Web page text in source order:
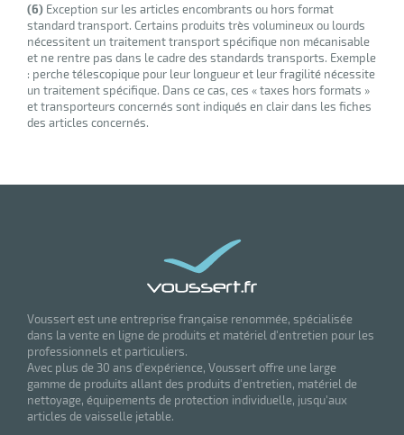
(6) Exception sur les articles encombrants ou hors format
standard transport. Certains produits très volumineux ou lourds
nécessitent un traitement transport spécifique non mécanisable
et ne rentre pas dans le cadre des standards transports. Exemple
: perche télescopique pour leur longueur et leur fragilité nécessite
un traitement spécifique. Dans ce cas, ces « taxes hors formats »
et transporteurs concernés sont indiqués en clair dans les fiches
des articles concernés.
Voussert est une entreprise française renommée, spécialisée
dans la vente en ligne de produits et matériel d'entretien pour les
professionnels et particuliers.
Avec plus de 30 ans d'expérience, Voussert offre une large
gamme de produits allant des produits d'entretien, matériel de
nettoyage, équipements de protection individuelle, jusqu'aux
articles de vaisselle jetable.